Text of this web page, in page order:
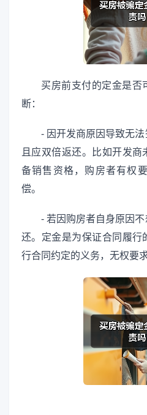
买房前支付的定金是否
断：
- 因开发商原因导致无
且应双倍返还。比如开发
备销售资格，购房者有权
偿。
- 若因购房者自身原因
还。定金是为保证合同履行
行合同约定的义务，无权要